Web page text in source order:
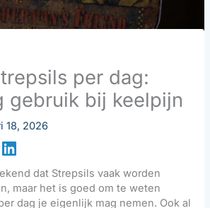
per dag:
gebruik bij keelpijn
18, 2026
dat Strepsils vaak worden
maar het is goed om te weten
dag je eigenlijk mag nemen. Ook al